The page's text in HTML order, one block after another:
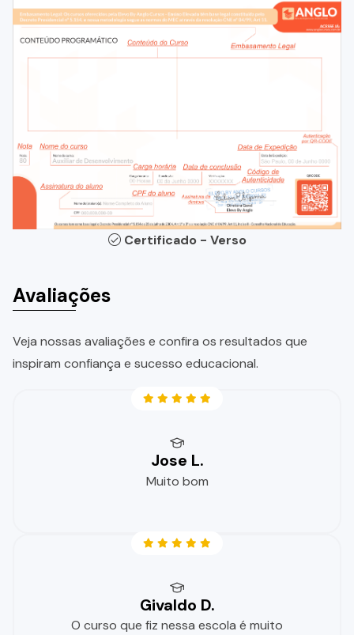
Certificado - Verso
Avaliações
Veja nossas avaliações e confira os resultados que
inspiram confiança e sucesso educacional.
Jose L.
Muito bom
Givaldo D.
O curso que fiz nessa escola é muito